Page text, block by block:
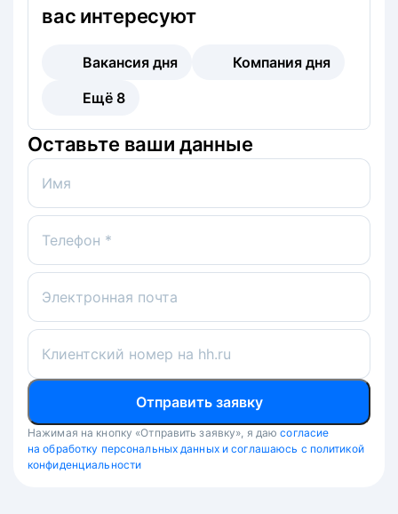
вас интересуют
Вакансия дня
Компания дня
Ещё 8
Оставьте ваши данные
Имя
Телефон *
Электронная почта
Клиентский номер на hh.ru
Отправить заявку
Нажимая на кнопку «Отправить заявку», я даю согласие
на обработку персональных данных и соглашаюсь с политикой
конфиденциальности